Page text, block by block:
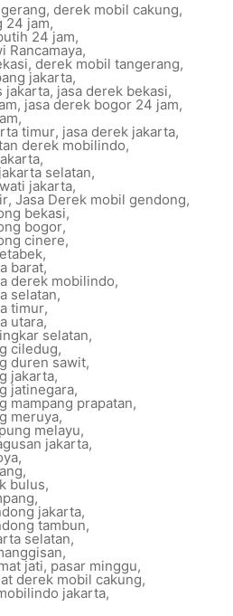
, derek mobil cakung,
24 jam,
24 jam,
Rancamaya,
, derek mobil tangerang,
jakarta,
jakarta, jasa derek bekasi,
, jasa derek bogor 24 jam,
,
timur, jasa derek jakarta,
derek mobilindo,
,
selatan,
jakarta,
, Jasa Derek mobil gendong,
bekasi,
bogor,
cinere,
,
barat,
derek mobilindo,
selatan,
timur,
utara,
selatan,
ciledug,
duren sawit,
jakarta,
jatinegara,
mampang prapatan,
meruya,
melayu,
jakarta,
,
,
bulus,
,
jakarta,
tambun,
selatan,
,
jati, pasar minggu,
derek mobil cakung,
jakarta,